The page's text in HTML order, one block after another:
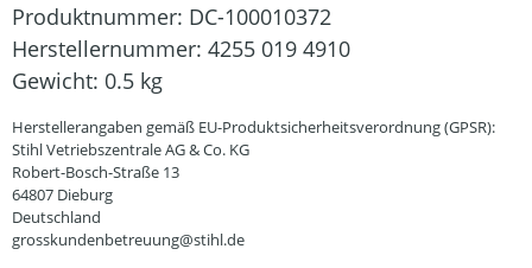
Produktnummer: DC-100010372
Herstellernummer: 4255 019 4910
Gewicht: 0.5 kg
Herstellerangaben gemäß EU-Produktsicherheitsverordnung (GPSR):
Stihl Vetriebszentrale AG & Co. KG
Robert-Bosch-Straße 13
64807 Dieburg
Deutschland
grosskundenbetreuung@stihl.de